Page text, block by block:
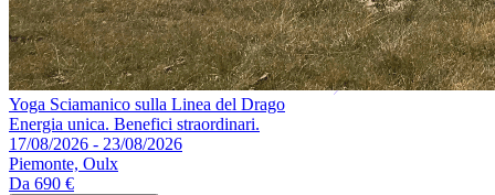
Yoga Sciamanico sulla Linea del Drago
Energia unica. Benefici straordinari.
17/08/2026 - 23/08/2026
Piemonte, Oulx
Da 690 €